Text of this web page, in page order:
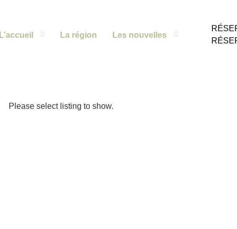
L’accueil La région Les nouvelles
Please select listing to show.